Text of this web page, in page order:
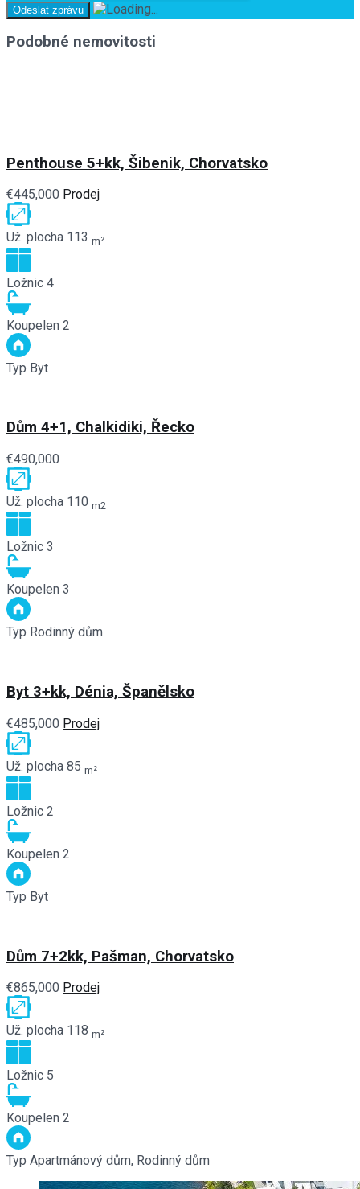
Podobné nemovitosti
Penthouse 5+kk, Šibenik, Chorvatsko
€445,000 Prodej
Už. plocha 113 m²
Ložnic 4
Koupelen 2
Typ Byt
Dům 4+1, Chalkidiki, Řecko
€490,000
Už. plocha 110 m2
Ložnic 3
Koupelen 3
Typ Rodinný dům
Byt 3+kk, Dénia, Španělsko
€485,000 Prodej
Už. plocha 85 m²
Ložnic 2
Koupelen 2
Typ Byt
Dům 7+2kk, Pašman, Chorvatsko
€865,000 Prodej
Už. plocha 118 m²
Ložnic 5
Koupelen 2
Typ Apartmánový dům, Rodinný dům